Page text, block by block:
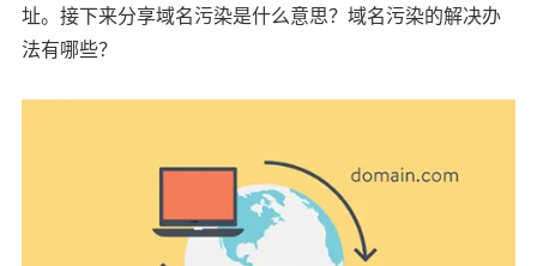
址。接下来分享域名污染是什么意思？域名污染的解决办
法有哪些？